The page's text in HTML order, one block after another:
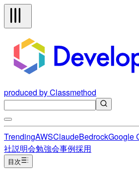
produced by Classmethod
TrendingAWSClaudeBedrockGoogle
社説明会勉強会事例採用
目次